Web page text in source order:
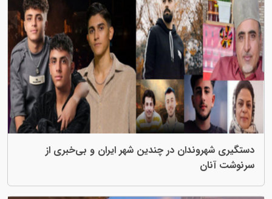
در چندین شهر ایران و بی‌خبری از